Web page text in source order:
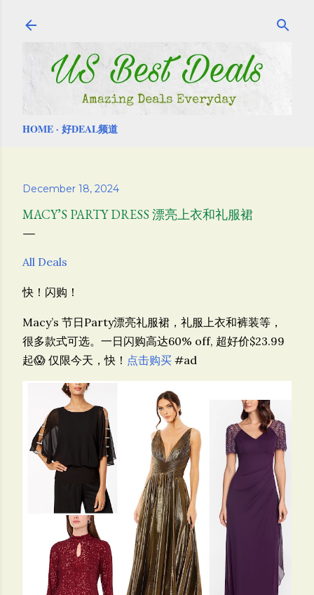
HOME 好DEAL频道
December 18, 2024
MACY’S PARTY DRESS 漂亮上衣和礼服裙
All Deals
快！闪购！
Macy’s 节日Party漂亮礼服裙，礼服上衣和裤装等，
很多款式可选。一日闪购高达60% off, 超好价$23.99
起😱 仅限今天，快！ 点击购买 #ad